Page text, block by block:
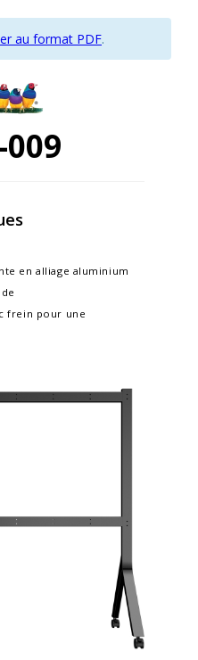
au format PDF.
009
en alliage aluminium​
frein pour une